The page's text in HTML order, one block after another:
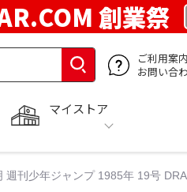
創業祭
ご利用案内
お問い合
マイストア
刊少年ジャンプ 1985年 19号